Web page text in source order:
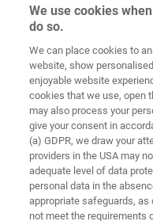
сторінка Контакт
Загальні
комерційні
умови
We use cookies
do so.
We can place cookies to
website, show
enjoyable website
cookies that we use, open
may also process your
give your consent in
(a) GDPR, we draw your
providers in the USA may
adequate level of data
personal data in the
appropriate safeguards, as
not meet the requirements